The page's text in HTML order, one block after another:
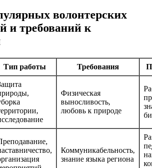
волонтерских
и требований к
Тип работы Требования
Физическая
выносливость,
любовь к природе
Коммуникабельность,
знание языка региона